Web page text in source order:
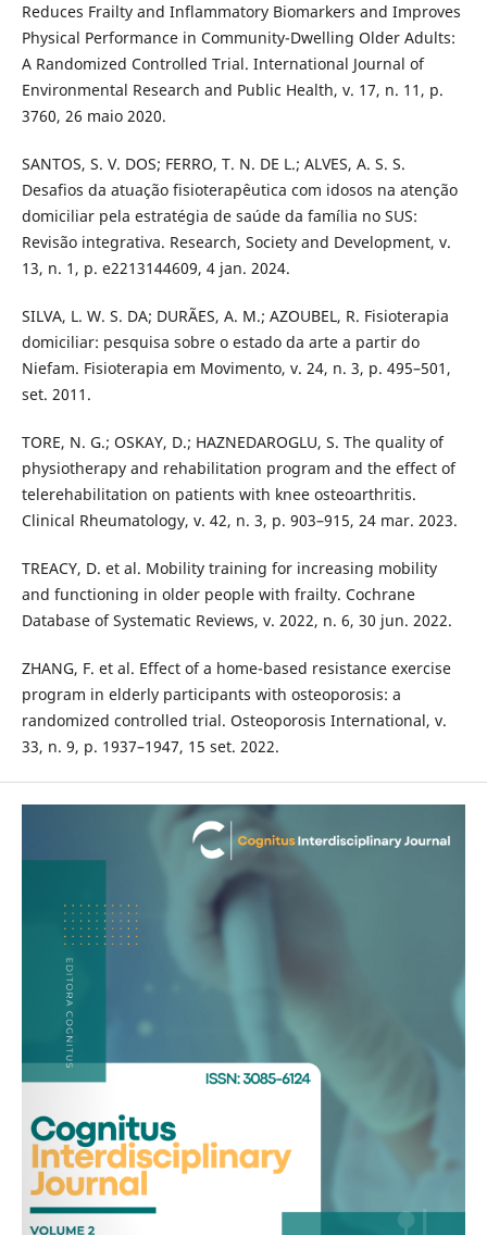
Reduces Frailty and Inflammatory Biomarkers and Improves
Physical Performance in Community-Dwelling Older Adults:
A Randomized Controlled Trial. International Journal of
Environmental Research and Public Health, v. 17, n. 11, p.
3760, 26 maio 2020.
SANTOS, S. V. DOS; FERRO, T. N. DE L.; ALVES, A. S. S.
Desafios da atuação fisioterapêutica com idosos na atenção
domiciliar pela estratégia de saúde da família no SUS:
Revisão integrativa. Research, Society and Development, v.
13, n. 1, p. e2213144609, 4 jan. 2024.
SILVA, L. W. S. DA; DURÃES, A. M.; AZOUBEL, R. Fisioterapia
domiciliar: pesquisa sobre o estado da arte a partir do
Niefam. Fisioterapia em Movimento, v. 24, n. 3, p. 495–501,
set. 2011.
TORE, N. G.; OSKAY, D.; HAZNEDAROGLU, S. The quality of
physiotherapy and rehabilitation program and the effect of
telerehabilitation on patients with knee osteoarthritis.
Clinical Rheumatology, v. 42, n. 3, p. 903–915, 24 mar. 2023.
TREACY, D. et al. Mobility training for increasing mobility
and functioning in older people with frailty. Cochrane
Database of Systematic Reviews, v. 2022, n. 6, 30 jun. 2022.
ZHANG, F. et al. Effect of a home-based resistance exercise
program in elderly participants with osteoporosis: a
randomized controlled trial. Osteoporosis International, v.
33, n. 9, p. 1937–1947, 15 set. 2022.